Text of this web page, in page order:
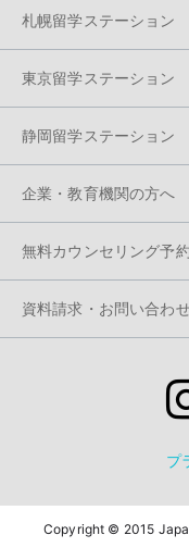
札幌留学ステーション
東京留学ステーション
静岡留学ステーション
企業・教育機関の方へ
無料カウンセリング予約
資料請求・お問い合わ
プ
Copyright © 2015